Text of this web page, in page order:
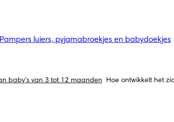
Pampers luiers, pyjamabroekjes en babydoekjes
baby's van 3 tot 12 maanden Hoe ontwikkelt het